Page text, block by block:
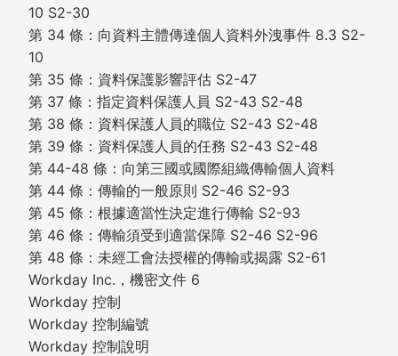
10 S2-30
第 34 條：向資料主體傳達個人資料外洩事件 8.3 S2-
10
第 35 條：資料保護影響評估 S2-47
第 37 條：指定資料保護人員 S2-43 S2-48
第 38 條：資料保護人員的職位 S2-43 S2-48
第 39 條：資料保護人員的任務 S2-43 S2-48
第 44-48 條：向第三國或國際組織傳輸個人資料
第 44 條：傳輸的一般原則 S2-46 S2-93
第 45 條：根據適當性決定進行傳輸 S2-93
第 46 條：傳輸須受到適當保障 S2-46 S2-96
第 48 條：未經工會法授權的傳輸或揭露 S2-61
Workday Inc.，機密文件 6
Workday 控制
Workday 控制編號
Workday 控制說明